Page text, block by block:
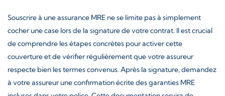
Souscrire à une assurance MRE ne se limite pas à simplement
cocher une case lors de la signature de votre contrat. Il est crucial
de comprendre les étapes concrètes pour activer cette
couverture et de vérifier régulièrement que votre assureur
respecte bien les termes convenus. Après la signature, demandez
à votre assureur une confirmation écrite des garanties MRE